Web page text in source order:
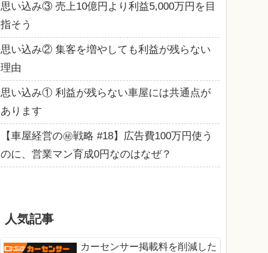
思い込み③ 売上10億円より利益5,000万円を目
指そう
思い込み② 集客を増やしても利益が残らない
理由
思い込み① 利益が残らない車屋には共通点が
あります
【車屋経営の㊙戦略 #18】広告費100万円使う
のに、営業マン育成0円なのはなぜ？
人気記事
カーセンサー掲載料を削減した